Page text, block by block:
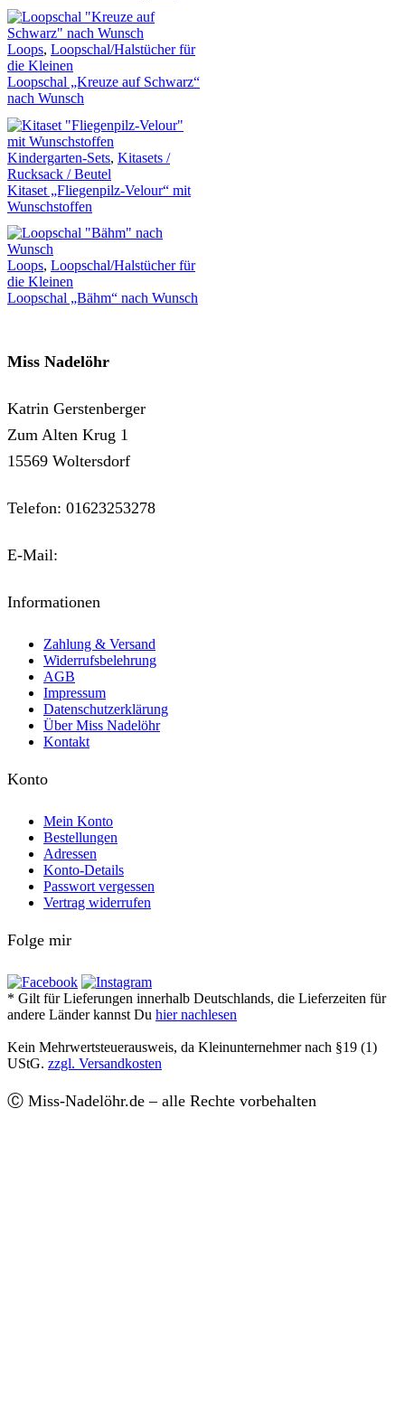
Loops, Loopschal/Halstücher für
die Kleinen
Loopschal „Kreuze auf Schwarz“
nach Wunsch
Kindergarten-Sets, Kitasets /
Rucksack / Beutel
Kitaset „Fliegenpilz-Velour“ mit
Wunschstoffen
Loops, Loopschal/Halstücher für
die Kleinen
Loopschal „Bähm“ nach Wunsch
Miss Nadelöhr
Katrin Gerstenberger
Zum Alten Krug 1
15569 Woltersdorf
Telefon: 01623253278
E-Mail:
Informationen
Zahlung & Versand
Widerrufsbelehrung
AGB
Impressum
Datenschutzerklärung
Über Miss Nadelöhr
Kontakt
Konto
Mein Konto
Bestellungen
Adressen
Konto-Details
Passwort vergessen
Vertrag widerrufen
Folge mir
* Gilt für Lieferungen innerhalb Deutschlands, die Lieferzeiten für
andere Länder kannst Du hier nachlesen
Kein Mehrwertsteuerausweis, da Kleinunternehmer nach §19 (1)
UStG. zzgl. Versandkosten
Ⓒ Miss-Nadelöhr.de – alle Rechte vorbehalten